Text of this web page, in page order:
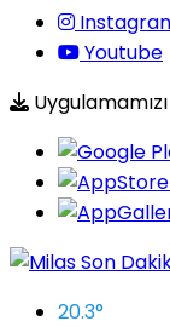
Youtube
20.3°